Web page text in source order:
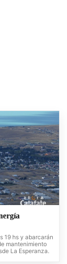
19 hs y abarcarán
mantenimiento
La Esperanza.